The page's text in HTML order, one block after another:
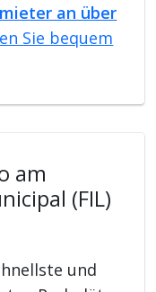
an über
Sie bequem
am
(FIL)
und